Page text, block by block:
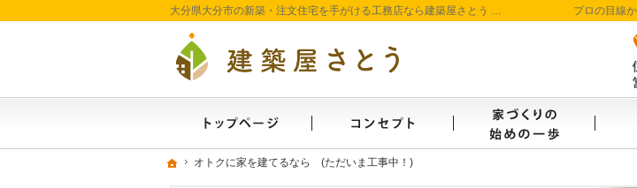
ホーム
オトクに家を建てるなら (ただいま工事中！)
プロの目線
大分県大分市の新築・注文住宅を手がける工務店なら建築屋さとう 本物の自然素材を使った、わくわくのビュッフェ形式の家づくり
ホーム
オトクに家を建てるなら (ただいま工事中！)